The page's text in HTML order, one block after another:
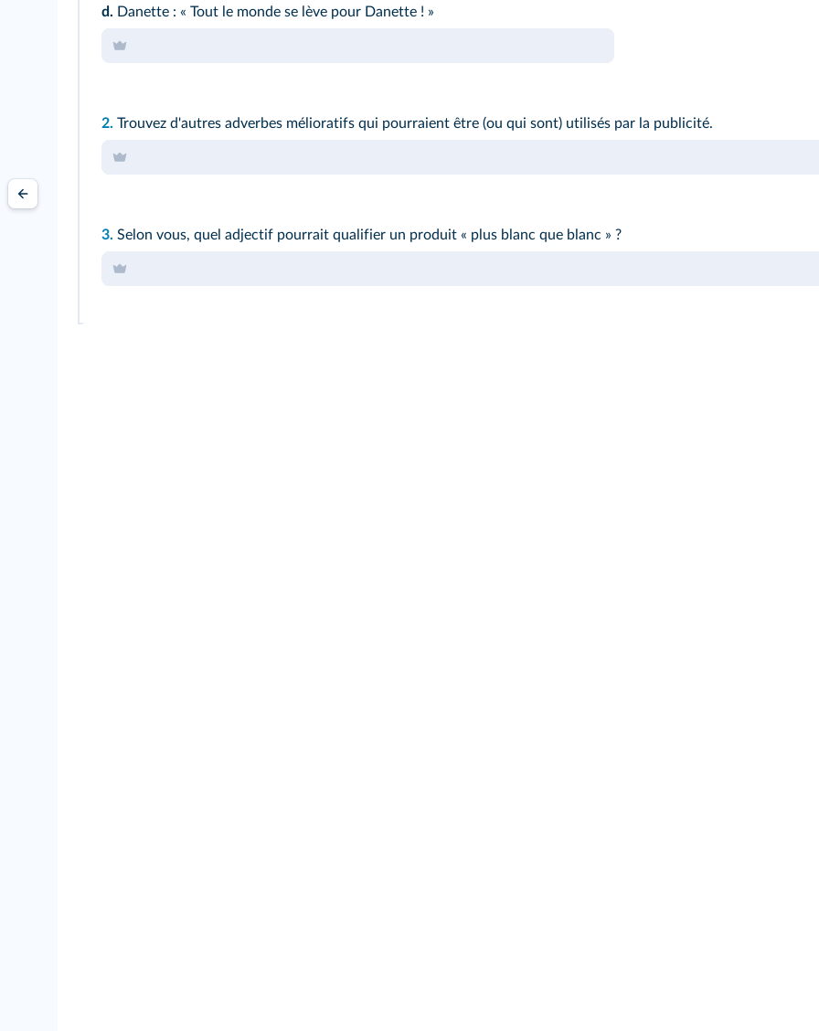
d. Danette : « Tout le monde se lève pour Danette ! »
2. Trouvez d'autres adverbes mélioratifs qui pourraient être (ou qui sont) utilisés par la publicité.
3. Selon vous, quel adjectif pourrait qualifier un produit « plus blanc que blanc » ?